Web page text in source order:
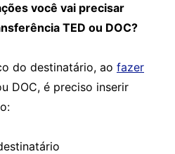
você vai precisar
TED ou DOC?
do destinatário, ao fazer
DOC, é preciso inserir